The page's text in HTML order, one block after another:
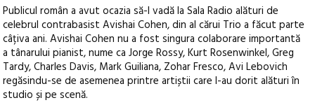
Publicul român a avut ocazia să-l vadă la Sala Radio alături de
celebrul contrabasist Avishai Cohen, din al cărui Trio a făcut parte
câțiva ani. Avishai Cohen nu a fost singura colaborare importantă
a tânarului pianist, nume ca Jorge Rossy, Kurt Rosenwinkel, Greg
Tardy, Charles Davis, Mark Guiliana, Zohar Fresco, Avi Lebovich
regăsindu-se de asemenea printre artiștii care l-au dorit alături în
studio și pe scenă.